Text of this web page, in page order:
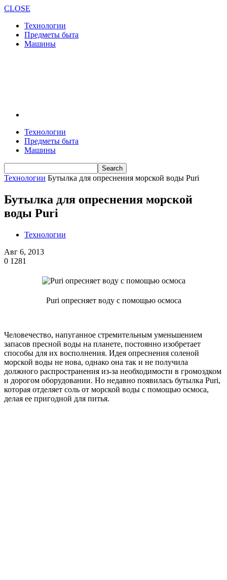
CLOSE
Технологии
Предметы быта
Машины
Технологии
Предметы быта
Машины
Технологии Бутылка для опреснения морской воды Puri
Бутылка для опреснения морской
воды Puri
Технологии
Авг 6, 2013
0 1281
Puri опресняет воду с помощью осмоса
Человечество, напуганное стремительным уменьшением
запасов пресной воды на планете, постоянно изобретает
способы для их восполнения. Идея опреснения соленой
морской воды не нова, однако она так и не получила
должного распространения из-за необходимости в громоздком
и дорогом оборудовании. Но недавно появилась бутылка Puri,
которая отделяет соль от морской воды с помощью осмоса,
делая ее пригодной для питья.